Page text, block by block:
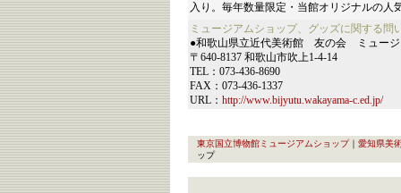
入り。毎年数量限定・当館オリジナルの人
ミュージアムショップ、グッズに関する問
●和歌山県立近代美術館 友の会 ミュージ
〒640-8137 和歌山市吹上1-4-14
TEL：073-436-8690
FAX：073-436-1337
URL： http://www.bijyutu.wakayama-c.ed.jp/
東京国立博物館ミュージアムショップ｜ 愛知県美
ップ